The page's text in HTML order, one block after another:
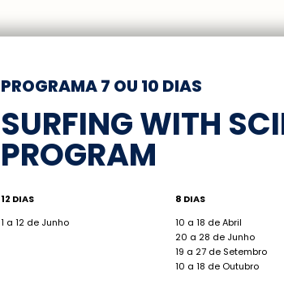
PROGRAMA 7 OU 10 DIAS
SURFING WITH
PROGRAM
12 DIAS
1 a 12 de Junho
8 DIAS
10 a 18 de Abril
20 a 28 de Junho
19 a 27 de Setembro
10 a 18 de Outubro